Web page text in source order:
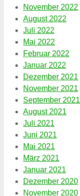
November 2022
August 2022
Juli 2022
Mai 2022
Februar 2022
Januar 2022
Dezember 2021
November 2021
September 2021
August 2021
Juli 2021
Juni 2021
Mai 2021
März 2021
Januar 2021
Dezember 2020
November 2020